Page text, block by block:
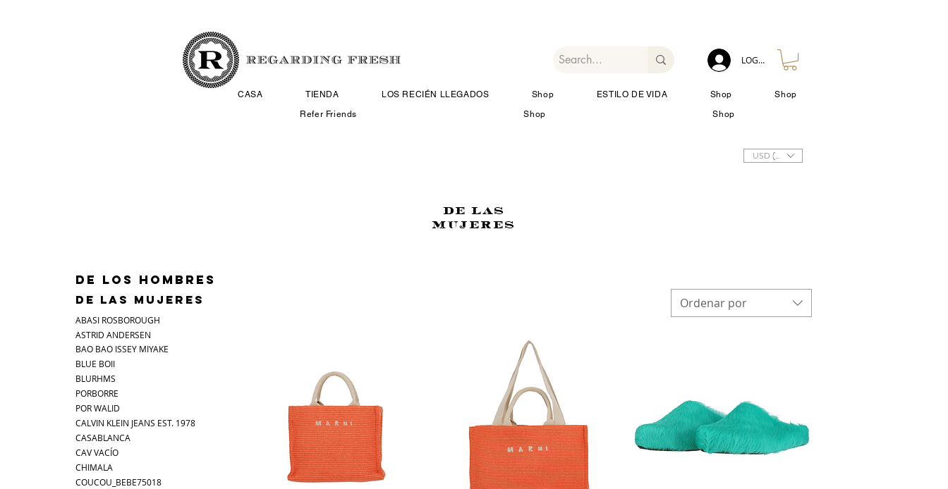
CASA TIENDA LOS RECIÉN LLEGADOS Shop ESTILO DE VIDA Shop
Shop
Refer Friends
Shop Shop
LOG IN
USD ($)
DE LAS
MUJERES
DE LOS HOMBRES
DE LAS MUJERES
ABASI ROSBOROUGH
ASTRID ANDERSEN
BAO BAO ISSEY MIYAKE
BLUE BOII
BLURHMS
PORBORRE
POR WALID
CALVIN KLEIN JEANS EST. 1978
CASABLANCA
CAV VACÍO
CHIMALA
COUCOU_BEBE75018
Ordenar por